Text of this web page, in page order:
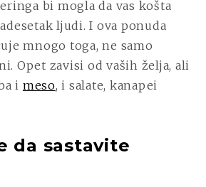
bi mogla da vas košta
ljudi. I ova ponuda
mnogo toga, ne samo
Opet zavisi od vaših želja, ali
i meso, i salate, kanapei
da sastavite